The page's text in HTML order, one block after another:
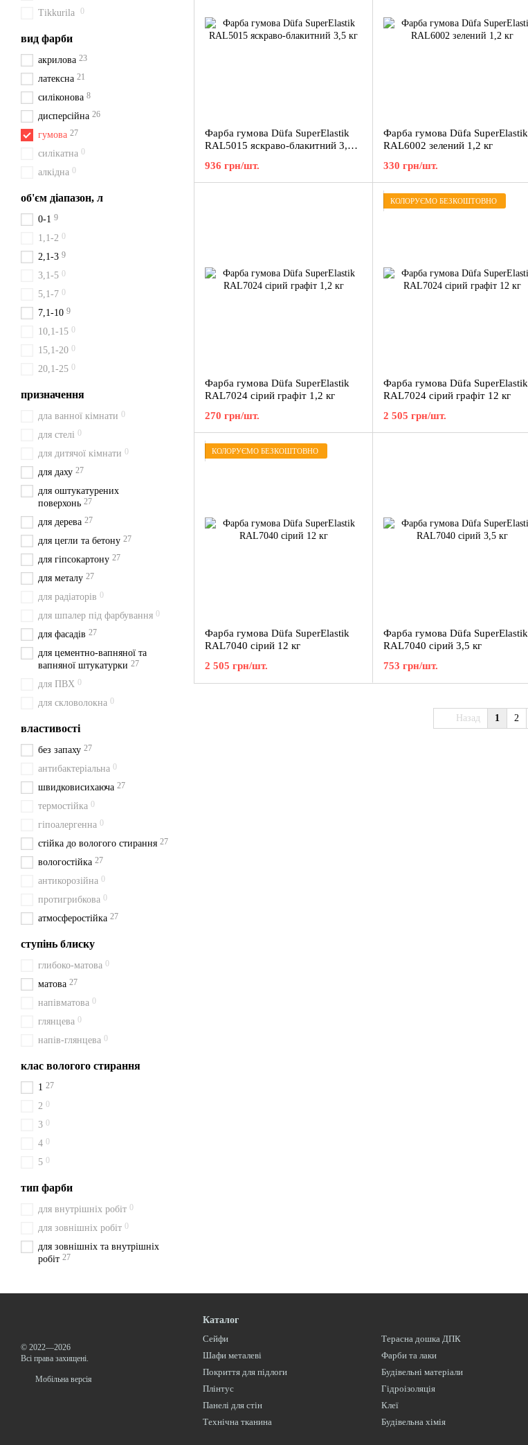
Фарба гумова Düfa SuperElastik
RAL5015 яскраво-блакитний 3,5
936 грн/шт.
Фарба гумова Düfa SuperElastik
RAL6002 зелений 1,2 кг
330 грн/шт.
Фарба гумова Düfa SuperElastik
RAL7024 сірий графіт 1,2 кг
270 грн/шт.
КОЛОРУЄМО БЕЗКОШТОВНО
Фарба гумова Düfa SuperElastik
RAL7024 сірий графіт 12 кг
2 505 грн/шт.
КОЛОРУЄМО БЕЗКОШТОВНО
Фарба гумова Düfa SuperElastik
RAL7040 сірий 12 кг
2 505 грн/шт.
Фарба гумова Düfa SuperElastik
RAL7040 сірий 3,5 кг
753 грн/шт.
Назад 1 2
Tikkurila 0
вид фарби
акрилова 23
латексна 21
силіконова 8
дисперсійна 26
гумова 27
силікатна 0
алкідна 0
об'єм діапазон, л
0-1 9
1,1-2 0
2,1-3 9
3,1-5 0
5,1-7 0
7,1-10 9
10,1-15 0
15,1-20 0
20,1-25 0
призначення
дла ванної кімнати 0
для стелі 0
для дитячої кімнати 0
для даху 27
для оштукатурених
поверхонь 27
для дерева 27
для цегли та бетону 27
для гіпсокартону 27
для металу 27
для радіаторів 0
для шпалер під фарбування 0
для фасадів 27
для цементно-вапняної та
вапняної штукатурки 27
для ПВХ 0
для скловолокна 0
властивості
без запаху 27
антибактеріальна 0
швидковисихаюча 27
термостійка 0
гіпоалергенна 0
стійка до вологого стирання 27
вологостійка 27
антикорозійна 0
протигрибкова 0
атмосферостійка 27
ступінь блиску
глибоко-матова 0
матова 27
напівматова 0
глянцева 0
напів-глянцева 0
клас вологого стирання
1 27
2 0
3 0
4 0
5 0
тип фарби
для внутрішніх робіт 0
для зовнішніх робіт 0
для зовнішніх та внутрішніх
робіт 27
© 2022—2026
Всі права захищені.
Мобільна версія
Каталог
Сейфи
Шафи металеві
Покриття для підлоги
Плінтус
Панелі для стін
Технічна тканина
Терасна дошка ДПК
Фарби та лаки
Будівельні матеріали
Гідроізоляція
Клеї
Будівельна хімія